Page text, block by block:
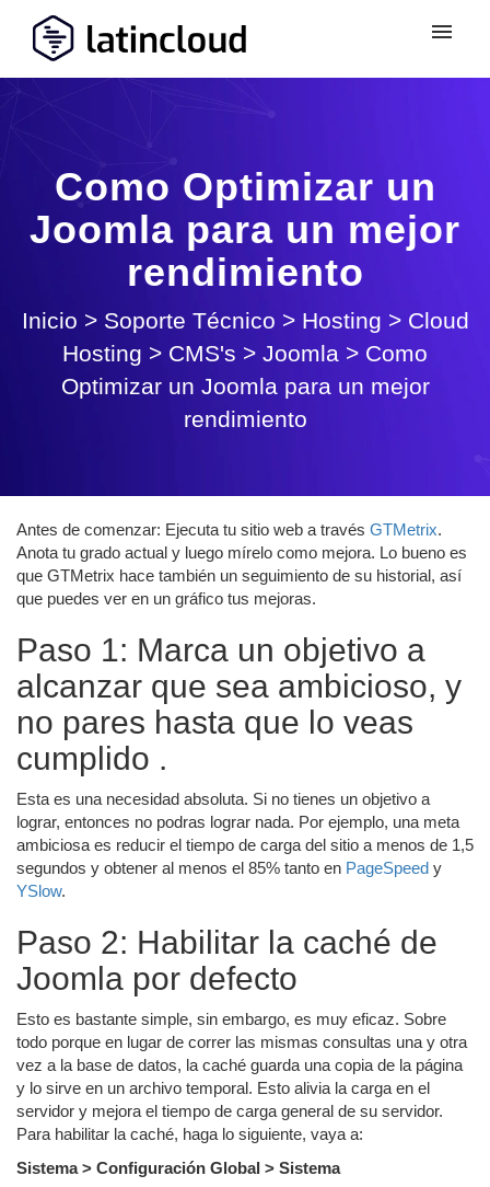
Como Optimizar un
Joomla para un mejor
rendimiento
Inicio > Soporte Técnico > Hosting > Cloud
Hosting > CMS's > Joomla > Como
Optimizar un Joomla para un mejor
rendimiento
Antes de comenzar: Ejecuta tu sitio web a través GTMetrix.
Anota tu grado actual y luego mírelo como mejora. Lo bueno es
que GTMetrix hace también un seguimiento de su historial, así
que puedes ver en un gráfico tus mejoras.
Paso 1: Marca un objetivo a
alcanzar que sea ambicioso, y
no pares hasta que lo veas
cumplido .
Esta es una necesidad absoluta. Si no tienes un objetivo a
lograr, entonces no podras lograr nada. Por ejemplo, una meta
ambiciosa es reducir el tiempo de carga del sitio a menos de 1,5
segundos y obtener al menos el 85% tanto en PageSpeed ​​y
YSlow.
Paso 2: Habilitar la caché de
Joomla por defecto
Esto es bastante simple, sin embargo, es muy eficaz. Sobre
todo porque en lugar de correr las mismas consultas una y otra
vez a la base de datos, la caché guarda una copia de la página
y lo sirve en un archivo temporal. Esto alivia la carga en el
servidor y mejora el tiempo de carga general de su servidor.
Para habilitar la caché, haga lo siguiente, vaya a:
Sistema > Configuración Global > Sistema